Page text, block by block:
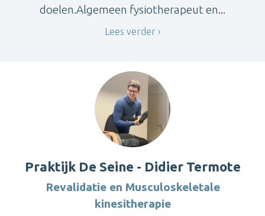
doelen.Algemeen fysiotherapeut en...
Lees verder
Praktijk De Seine - Didier Termote
Revalidatie en Musculoskeletale
kinesitherapie